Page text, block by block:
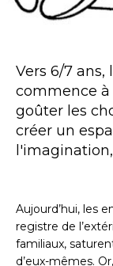
Vers 6/7
commence à
goûter les
créer un
Aujourd’hui, les
registre de
familiaux,
d’eux-mêmes.